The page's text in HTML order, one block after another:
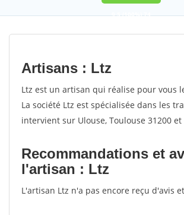
9,5(100%)74
votes
Artisans : Ltz
Ltz est un artisan qui réalise pour vous
La société Ltz est spécialisée dans les
intervient sur Ulouse, Toulouse 31200
Recommandations et
l'artisan : Ltz
L'artisan Ltz n'a pas encore reçu d'avis